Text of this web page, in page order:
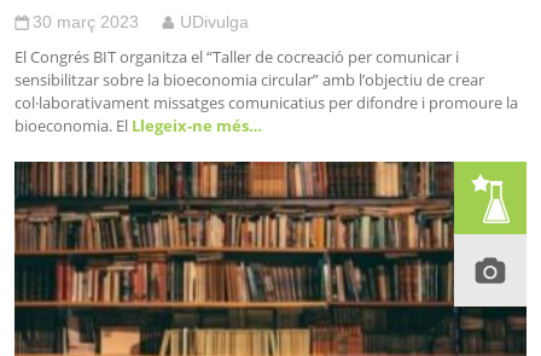
30 març 2023 UDivulga
El Congrés BIT organitza el “Taller de cocreació per comunicar i
sensibilitzar sobre la bioeconomia circular” amb l’objectiu de crear
col·laborativament missatges comunicatius per difondre i promoure la
bioeconomia. El Llegeix-ne més…